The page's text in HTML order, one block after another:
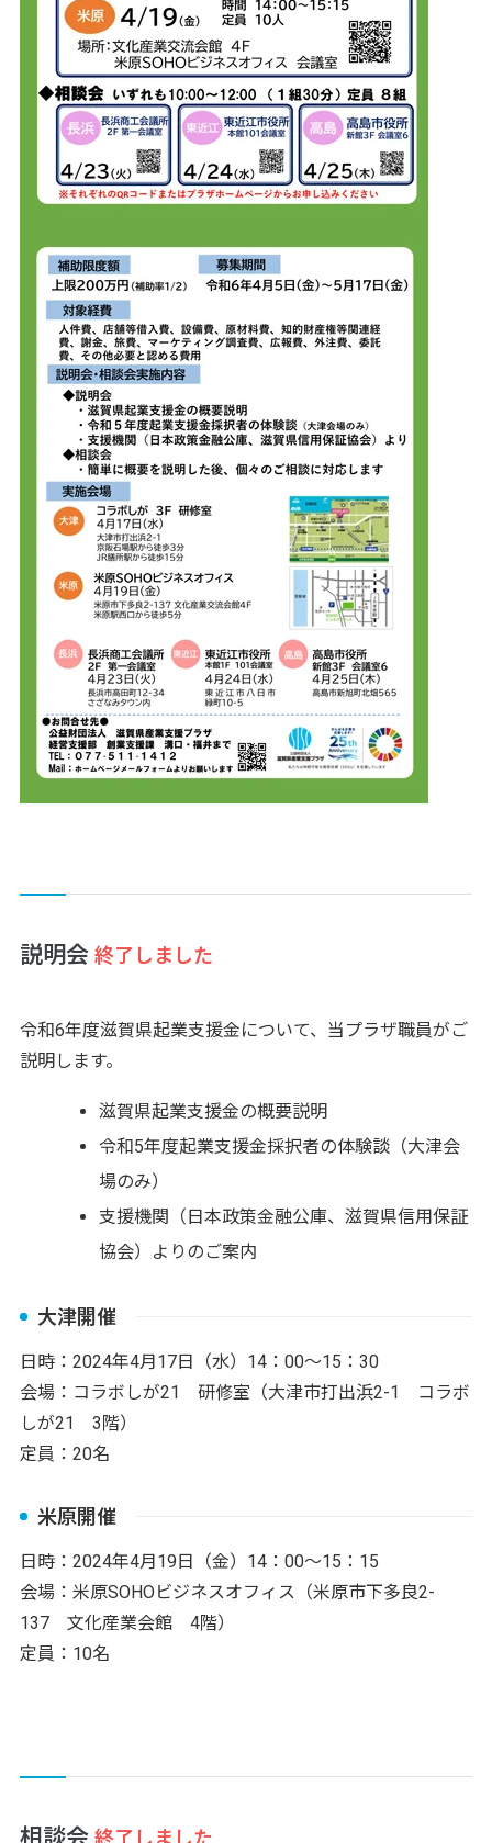
説明会 終了しました
令和6年度滋賀県起業支援金について、当プラザ職員がご
説明します。
滋賀県起業支援金の概要説明
令和5年度起業支援金採択者の体験談（大津会
場のみ）
支援機関（日本政策金融公庫、滋賀県信用保証
協会）よりのご案内
大津開催
日時：2024年4月17日（水）14：00～15：30
会場：コラボしが21 研修室（大津市打出浜2-1 コラボ
しが21 3階）
定員：20名
米原開催
日時：2024年4月19日（金）14：00～15：15
会場：米原SOHOビジネスオフィス（米原市下多良2-
137 文化産業会館 4階）
定員：10名
相談会 終了しました